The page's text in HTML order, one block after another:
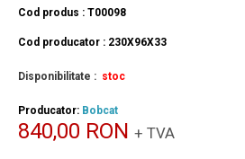
Cod produs : T00098
Cod producator : 230X96X33
Disponibilitate : stoc
Producator: Bobcat
840,00 RON + TVA